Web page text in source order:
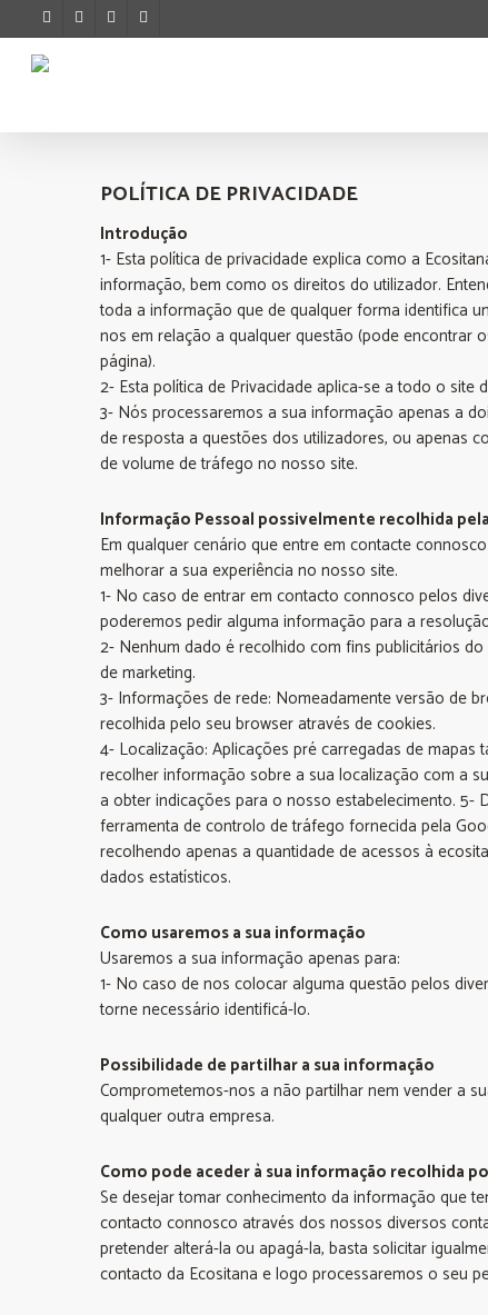
POLÍTICA DE PRIVACIDADE
Introdução
1- Esta política de privacidade explica como a
informação, bem como os direitos do utilizador.
toda a informação que de qualquer forma identifica
nos em relação a qualquer questão (pode encontrar
página).
2- Esta política de Privacidade aplica-se a todo o site
3- Nós processaremos a sua informação apenas a
de resposta a questões dos utilizadores, ou apenas
de volume de tráfego no nosso site.
Informação Pessoal possivelmente recolhida
Em qualquer cenário que entre em contacte
melhorar a sua experiência no nosso site.
1- No caso de entrar em contacto connosco pelos
poderemos pedir alguma informação para a
2- Nenhum dado é recolhido com fins publicitários
de marketing.
3- Informações de rede: Nomeadamente versão de
recolhida pelo seu browser através de cookies.
4- Localização: Aplicações pré carregadas de mapas
recolher informação sobre a sua localização com a
a obter indicações para o nosso estabelecimento. 5-
ferramenta de controlo de tráfego fornecida pela
recolhendo apenas a quantidade de acessos à
dados estatísticos.
Como usaremos a sua informação
Usaremos a sua informação apenas para:
1- No caso de nos colocar alguma questão pelos
torne necessário identificá-lo.
Possibilidade de partilhar a sua informação
Comprometemos-nos a não partilhar nem vender a
qualquer outra empresa.
Como pode aceder à sua informação recolhida
Se desejar tomar conhecimento da informação que
contacto connosco através dos nossos diversos
pretender alterá-la ou apagá-la, basta solicitar
contacto da Ecositana e logo processaremos o seu